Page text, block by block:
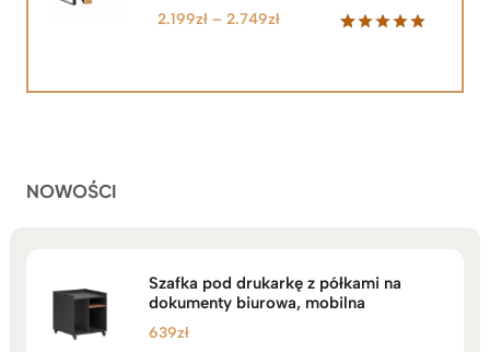
2.199zł – 2.749złZakres
2.199zł
NOWOŚCI
Szafka pod drukarkę z półkami na
dokumenty biurowa, mobilna
639zł